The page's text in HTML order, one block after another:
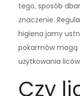
tego, sposób
znaczenie.
higiena jamy
pokarmów mogą
użytkowania
Czy